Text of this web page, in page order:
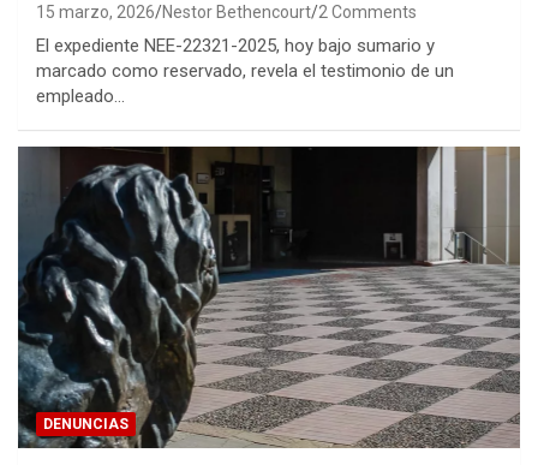
15 marzo, 2026 Nestor Bethencourt 2 Comments
El expediente NEE-22321-2025, hoy bajo sumario y
marcado como reservado, revela el testimonio de un
empleado…
DENUNCIAS